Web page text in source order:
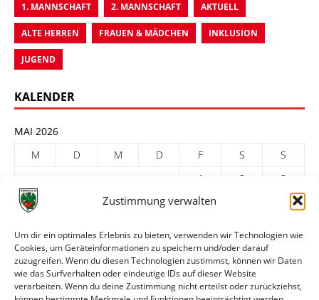
Zustimmung verwalten
Um dir ein optimales Erlebnis zu bieten, verwenden wir Technologien wie
Cookies, um Geräteinformationen zu speichern und/oder darauf
zuzugreifen. Wenn du diesen Technologien zustimmst, können wir Daten
wie das Surfverhalten oder eindeutige IDs auf dieser Website
verarbeiten. Wenn du deine Zustimmung nicht erteilst oder zurückziehst,
1. MANNSCHAFT 2. MANNSCHAFT AKTUELL
ALTE HERREN FRAUEN & MÄDCHEN INKLUSION
JUGEND
KALENDER
MAI 2026
M
D M D F S
S
1
2
3
4
6 7 8
18
19 20 21 22 23
25
26 27 28 29 30
« Apr.
Juni »